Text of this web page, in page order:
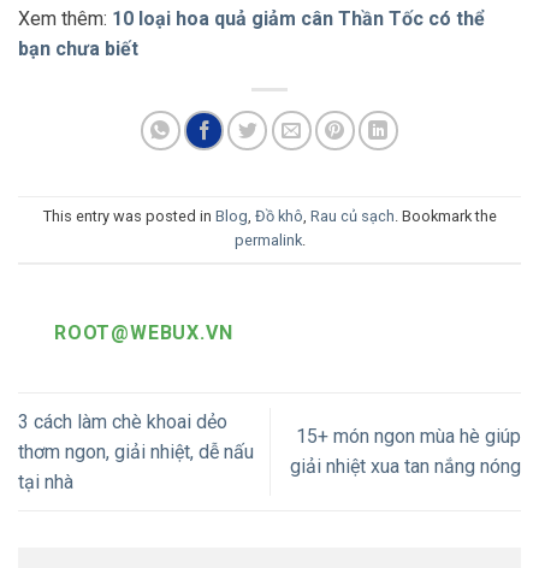
Xem thêm: 10 loại hoa quả giảm cân Thần Tốc có thể
bạn chưa biết
This entry was posted in Blog, Đồ khô, Rau củ sạch. Bookmark the
permalink.
ROOT@WEBUX.VN
3 cách làm chè khoai dẻo
thơm ngon, giải nhiệt, dễ nấu
tại nhà
15+ món ngon mùa hè giúp
giải nhiệt xua tan nắng nóng